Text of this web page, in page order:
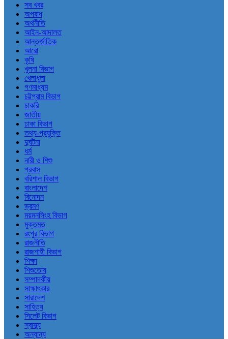
সব খবর
অপরাধ
অর্থনীতি
আইন-আদালত
আন্তর্জাতিক
আরো
কৃষি
খুলনা বিভাগ
খেলাধুলা
গণমাধ্যম
চট্টগ্রাম বিভাগ
চাকরি
জাতীয়
ঢাকা বিভাগ
তথ্য-প্রযুক্তি
দুর্ঘটনা
ধর্ম
নারী ও শিশু
প্রবাস
বরিশাল বিভাগ
বাংলাদেশ
বিনোদন
ভ্রমণ
ময়মনসিংহ বিভাগ
মুক্তমত
রংপুর বিভাগ
রাজনীতি
রাজশাহী বিভাগ
শিক্ষা
শিশুতোষ
সম্পাদকীয়
সাক্ষাৎকার
সারাদেশ
সাহিত্য
সিলেট বিভাগ
স্বাস্থ্য
অন্যান্য